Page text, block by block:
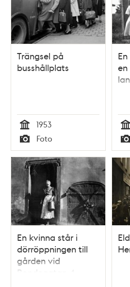
Trängsel på
busshållplats
Tid
1953
Typ
Foto
en
Tid
Typ
En kvinna står i
dörröppningen till
gården vid
Bondegatan 4,